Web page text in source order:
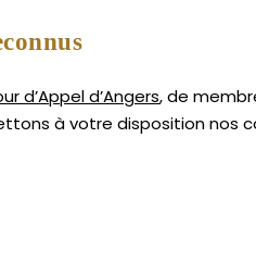
d’Appel d’Angers, de
à votre disposition nos